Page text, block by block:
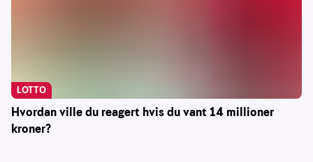
Hvordan ville du reagert hvis du vant 14 millioner
kroner?
LOTTO